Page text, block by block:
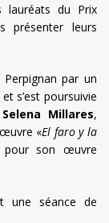
lauréats du Prix
présenter leurs
par un
s’est poursuivie
Selena Millares,
«El faro y la
pour son œuvre
une séance de